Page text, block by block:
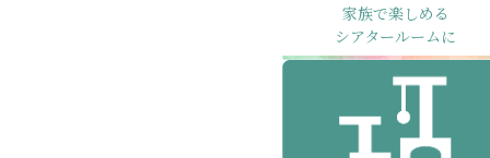
家族で楽しめる
シアタールームに